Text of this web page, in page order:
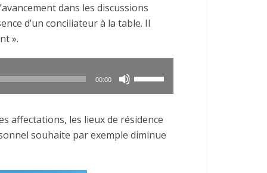
dans les discussions
d’un conciliateur à la table. Il
».
00:00
haut/bas
pour
affectations, les lieux de résidence
souhaite par exemple diminue